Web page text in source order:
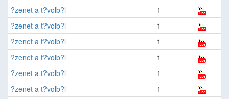
?zenet a t?volb?l
1
?zenet a t?volb?l
1
?zenet a t?volb?l
1
?zenet a t?volb?l
1
?zenet a t?volb?l
1
?zenet a t?volb?l
1